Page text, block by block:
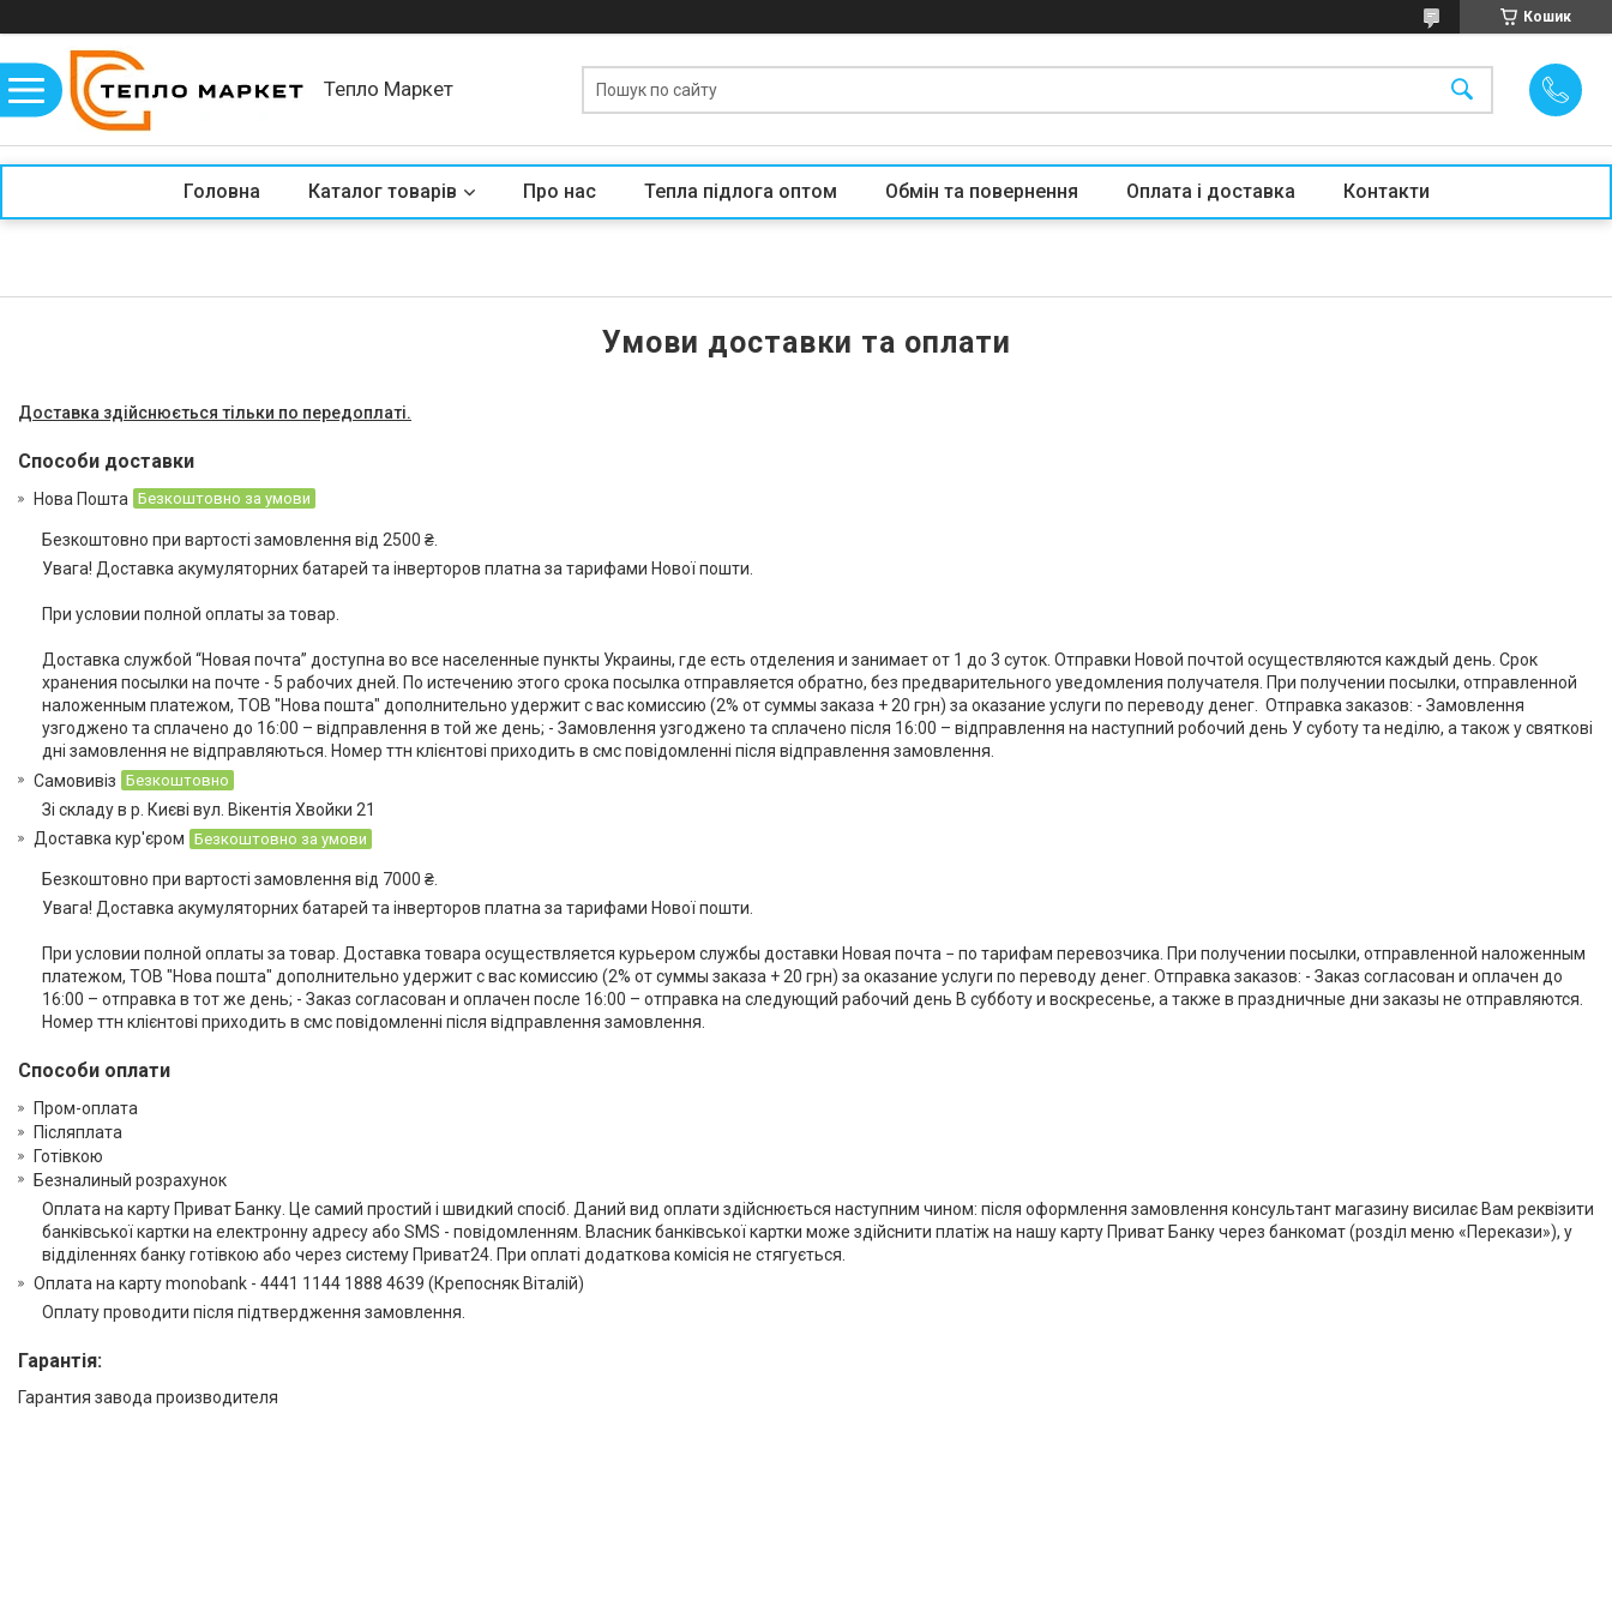
Кошик
Тепло Маркет
Головна Каталог товарів Про нас Тепла підлога оптом Обмін та повернення Оплата і доставка Контакти
Умови доставки та оплати
Доставка здійснюється тільки по передоплаті.
Способи доставки
Нова Пошта Безкоштовно за умови
Безкоштовно при вартості замовлення від 2500 ₴.
Увага! Доставка акумуляторних батарей та інверторов платна за тарифами Нової пошти.
При условии полной оплаты за товар.
Доставка службой “Новая почта” доступна во все населенные пункты Украины, где есть отделения и занимает от 1 до 3 суток. Отправки Новой почтой осуществляются каждый день. Срок
хранения посылки на почте - 5 рабочих дней. По истечению этого срока посылка отправляется обратно, без предварительного уведомления получателя. При получении посылки, отправленной
наложенным платежом, ТОВ "Нова пошта" дополнительно удержит с вас комиссию (2% от суммы заказа + 20 грн) за оказание услуги по переводу денег.  Отправка заказов: - Замовлення
узгоджено та сплачено до 16:00 – відправлення в той же день; - Замовлення узгоджено та сплачено після 16:00 – відправлення на наступний робочий день У суботу та неділю, а також у святкові
дні замовлення не відправляються. Номер ттн клієнтові приходить в смс повідомленні після відправлення замовлення.
Самовивіз Безкоштовно
Зі складу в р. Києві вул. Вікентія Хвойки 21
Доставка кур'єром Безкоштовно за умови
Безкоштовно при вартості замовлення від 7000 ₴.
Увага! Доставка акумуляторних батарей та інверторов платна за тарифами Нової пошти.
При условии полной оплаты за товар. Доставка товара осуществляется курьером службы доставки Новая почта − по тарифам перевозчика. При получении посылки, отправленной наложенным
платежом, ТОВ "Нова пошта" дополнительно удержит с вас комиссию (2% от суммы заказа + 20 грн) за оказание услуги по переводу денег. Отправка заказов: - Заказ согласован и оплачен до
16:00 – отправка в тот же день; - Заказ согласован и оплачен после 16:00 – отправка на следующий рабочий день В субботу и воскресенье, а также в праздничные дни заказы не отправляются.
Номер ттн клієнтові приходить в смс повідомленні після відправлення замовлення.
Способи оплати
Пром-оплата
Післяплата
Готівкою
Безналиный розрахунок
Оплата на карту Приват Банку. Це самий простий і швидкий спосіб. Даний вид оплати здійснюється наступним чином: після оформлення замовлення консультант магазину висилає Вам реквізити
банківської картки на електронну адресу або SMS - повідомленням. Власник банківської картки може здійснити платіж на нашу карту Приват Банку через банкомат (розділ меню «Перекази»), у
відділеннях банку готівкою або через систему Приват24. При оплаті додаткова комісія не стягується.
Оплата на карту monobank - 4441 1144 1888 4639 (Крепосняк Віталій)
Оплату проводити після підтвердження замовлення.
Гарантія:
Гарантия завода производителя